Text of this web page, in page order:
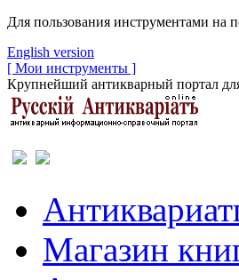
Для пользования инструментами на
English version
[ Мои инструменты ]
Крупнейший антикварный портал
Антиквариат
Магазин